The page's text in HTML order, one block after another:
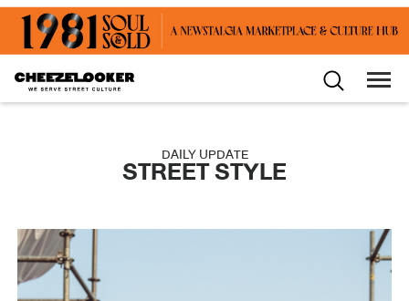
DAILY UPDATE
STREET STYLE